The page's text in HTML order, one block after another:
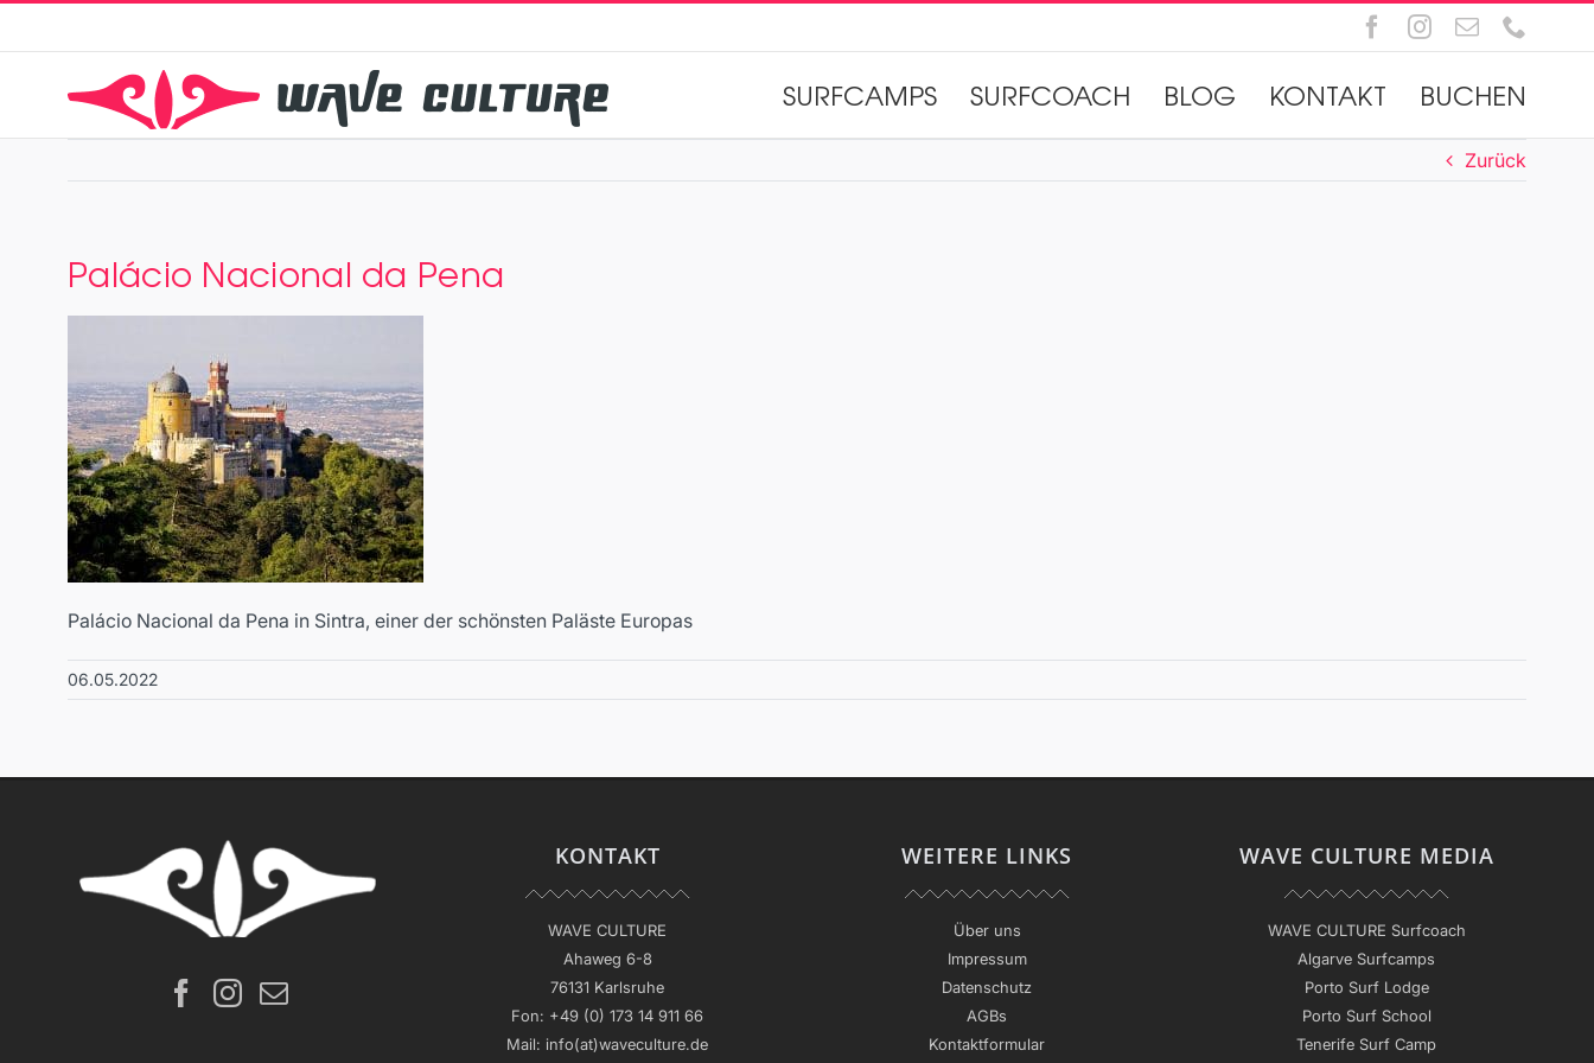
Facebook
Instagram
E-
Mail
SURFCAMPS SURFCOACH BLOG KONTAKT BUCHEN
Zurück
Palácio Nacional da Pena
Palácio Nacional da Pena in Sintra, einer der schönsten Paläste Europas
06.05.2022
KONTAKT
WAVE CULTURE
Ahaweg 6-8
76131 Karlsruhe
Fon: +49 (0) 173 14 911 66
Mail: info(at)waveculture.de
WEITERE LINKS
Über uns
Impressum
Datenschutz
AGBs
Kontaktformular
WAVE CULTURE MEDIA
WAVE CULTURE Surfcoach
Algarve Surfcamps
Porto Surf Lodge
Porto Surf School
Tenerife Surf Camp